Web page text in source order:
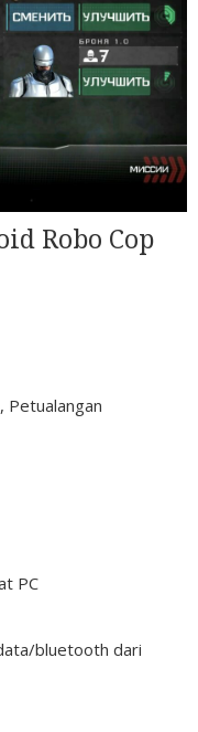
Robo Cop
Petualangan
PC
bluetooth dari